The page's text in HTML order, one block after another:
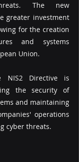
The new
greater investment
for the creation
and systems
Union.
NIS2 Directive is
the security of
and maintaining
operations
cyber threats.